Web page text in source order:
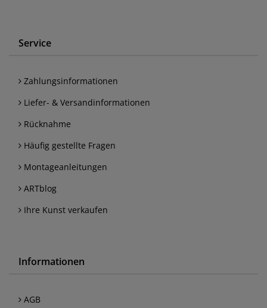
Service
Zahlungsinformationen
Liefer- & Versandinformationen
Rücknahme
Häufig gestellte Fragen
Montageanleitungen
ARTblog
Ihre Kunst verkaufen
Informationen
AGB